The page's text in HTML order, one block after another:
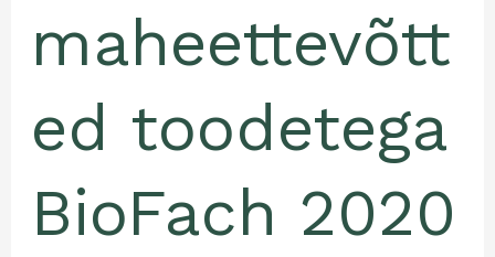
maheettevõtt
ed toodetega
BioFach 2020